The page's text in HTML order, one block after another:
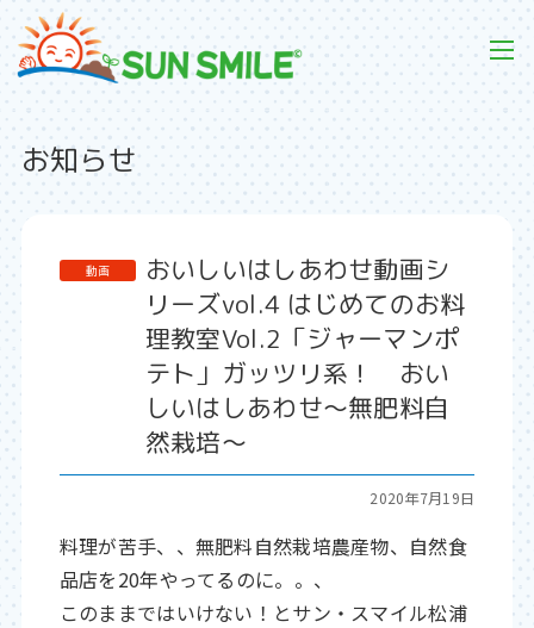
お知らせ
おいしいはしあわせ動画シ
リーズvol.4 はじめてのお料
理教室Vol.2「ジャーマンポ
テト」ガッツリ系！ おい
しいはしあわせ～無肥料自
然栽培～
2020年7月19日
料理が苦手、、無肥料自然栽培農産物、自然食
品店を20年やってるのに。。、
このままではいけない！とサン・スマイル松浦